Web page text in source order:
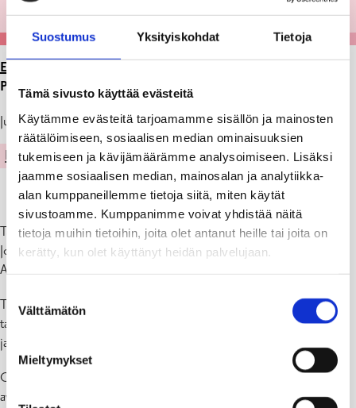
Suostumus Yksityiskohdat Tietoja
Tämä sivusto käyttää evästeitä
Käytämme evästeitä tarjoamamme sisällön ja mainosten
räätälöimiseen, sosiaalisen median ominaisuuksien
tukemiseen ja kävijämäärämme analysoimiseen. Lisäksi
jaamme sosiaalisen median, mainosalan ja analytiikka-
alan kumppaneillemme tietoja siitä, miten käytät
sivustoamme. Kumppanimme voivat yhdistää näitä
tietoja muihin tietoihin, joita olet antanut heille tai joita on
kerätty, kun olet käyttänyt heidän palvelujaan.
valinta
Välttämätön
Mieltymykset
ETUSIVU
PERSPEKTIIVISSÄ 3.-31.12.2024
Julkaistu: 25.11.24
KULTTUURI
Tammisaaren taideyhdistys
Joulukuun salonki – Valo
Avajaiset ma 2.12. klo 18-20
Tammisaaren taideyhdistyksen Joulukuun salonkiin osallistuu 35
taiteilijaa 56 teoksella. Näyttelyn teemana on ”Valo”. Esillä on öljy-
ja akryylimaalauksia, akvarelleja sekä sekatekniikalla tehtyjä teoksia.
Galleria Perspektiivi (Raaseporintie 8/ Tammisaaren kirjasto) on
avoinna ma-ke 10-19, to-pe 10-17, la 10-14, su suljettu